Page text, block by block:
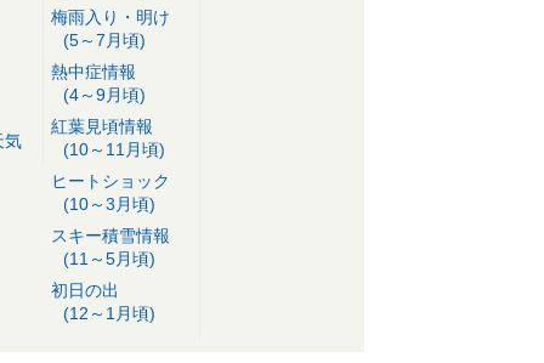
気
梅雨入り・明け
(5～7月頃)
熱中症情報
(4～9月頃)
紅葉見頃情報
(10～11月頃)
ヒートショック
(10～3月頃)
スキー積雪情報
(11～5月頃)
初日の出
(12～1月頃)